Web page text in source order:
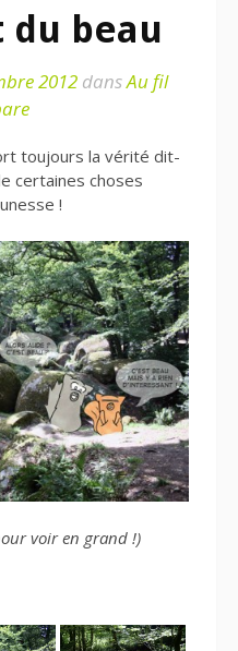
du beau
2012 dansAu fil
toujours la vérité dit-
certaines choses
!
voir en grand !)